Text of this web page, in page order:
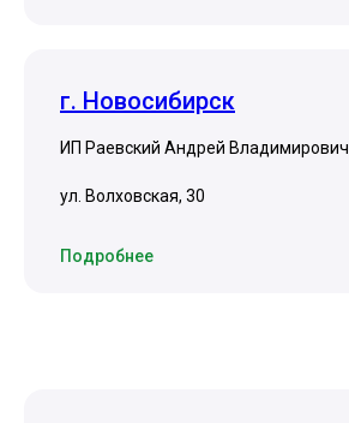
г. Новосибирск
ИП Раевский Андрей Владимирович
ул. ​Волховская, 30
Подробнее